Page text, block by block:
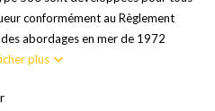
conformément au Règlement
abordages en mer de 1972
plus